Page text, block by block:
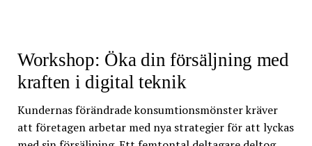
Workshop: Öka din försäljning med
kraften i digital teknik
Kundernas förändrade konsumtionsmönster kräver
att företagen arbetar med nya strategier för att lyckas